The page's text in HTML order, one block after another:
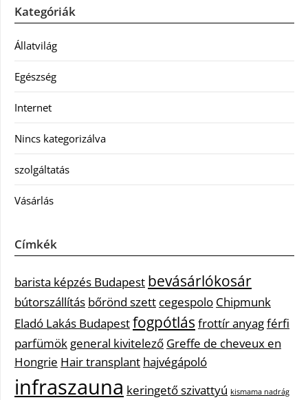
Kategóriák
Állatvilág
Egészség
Internet
Nincs kategorizálva
szolgáltatás
Vásárlás
Címkék
barista képzés Budapest bevásárlókosár
bútorszállítás bőrönd szett cegespolo Chipmunk
Eladó Lakás Budapestfogpótlás frottír anyagférfi
parfümök general kivitelező Greffe de cheveux en
Hongrie Hair transplant hajvégápoló
infraszauna keringető szivattyú kismama nadrág